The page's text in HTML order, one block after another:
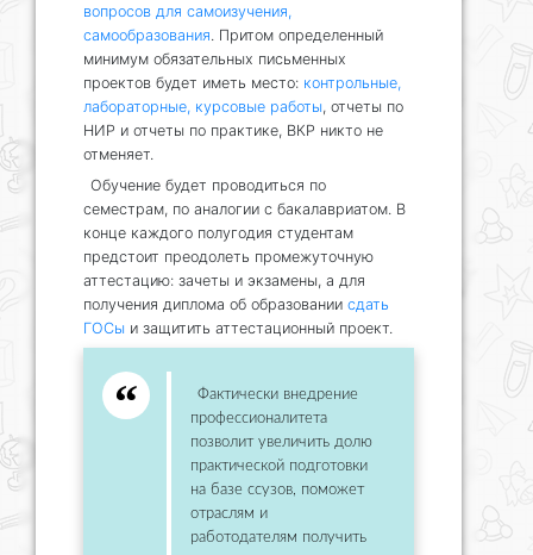
вопросов для самоизучения,
самообразования . Притом определенный
минимум обязательных письменных
проектов будет иметь место: контрольные,
лабораторные, курсовые работы, отчеты по
НИР и отчеты по практике, ВКР никто не
отменяет.
Обучение будет проводиться по
семестрам, по аналогии с бакалавриатом. В
конце каждого полугодия студентам
предстоит преодолеть промежуточную
аттестацию: зачеты и экзамены, а для
получения диплома об образовании сдать
ГОСы и защитить аттестационный проект.
Фактически внедрение
профессионалитета
позволит увеличить долю
практической подготовки
на базе ссузов, поможет
отраслям и
работодателям получить